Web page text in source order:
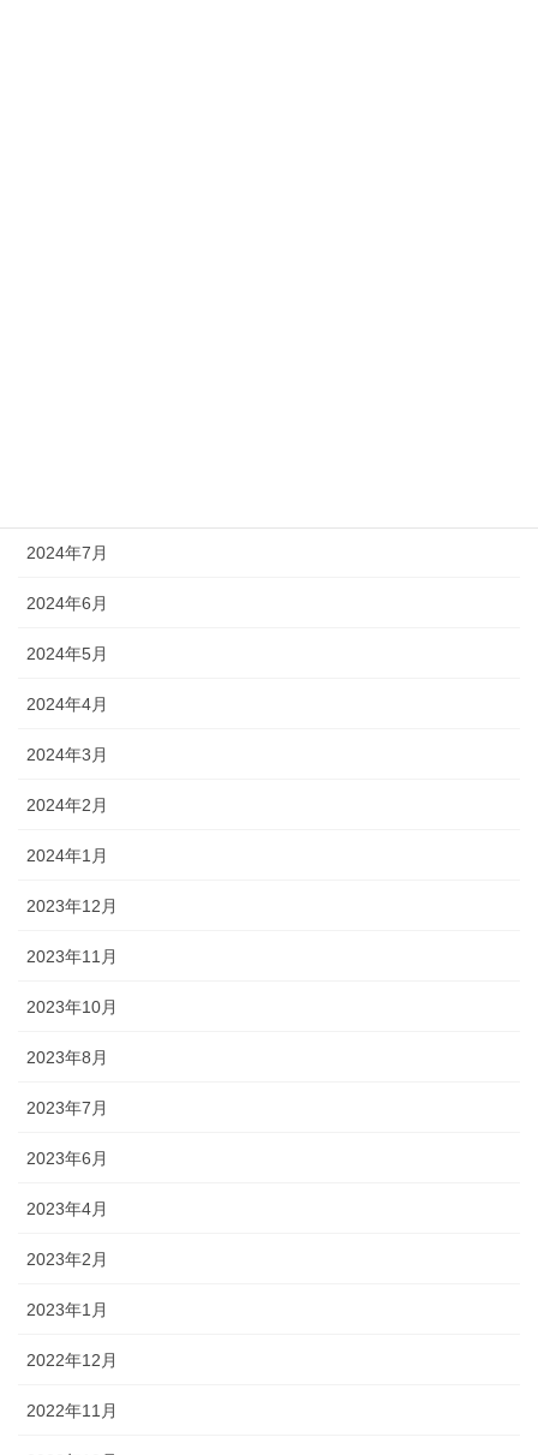
2024年7月
2024年6月
2024年5月
2024年4月
2024年3月
2024年2月
2024年1月
2023年12月
2023年11月
2023年10月
2023年8月
2023年7月
2023年6月
2023年4月
2023年2月
2023年1月
2022年12月
2022年11月